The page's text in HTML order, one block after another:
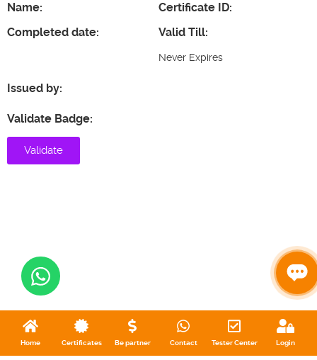
Name:
Completed date:
Certificate ID:
Valid Till:
Never Expires
Issued by:
Validate Badge:
Validate
Home Certificates Be partner Contact Tester Center Login